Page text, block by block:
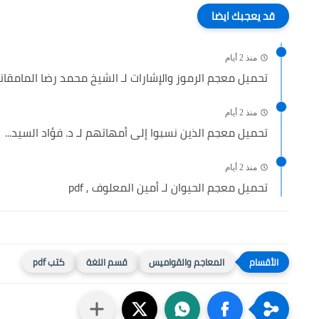
قد يعجبك ايضا
منذ 2 أيام
تحميل معجم الرموز والإشارات لـ الشيخ محمد رضا
منذ 2 أيام
تحميل معجم الذين نسبوا إلى أمهاتهم لـ د. فؤاد السيد...
منذ 2 أيام
تحميل معجم الحيوان لـ أمين المعلوف , pdf
المعاجم والقواميس قسم اللغة كتب pdf